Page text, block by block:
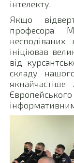
інтелекту.
Якщо
професора
ініціював
від
складу
якнайчастіше